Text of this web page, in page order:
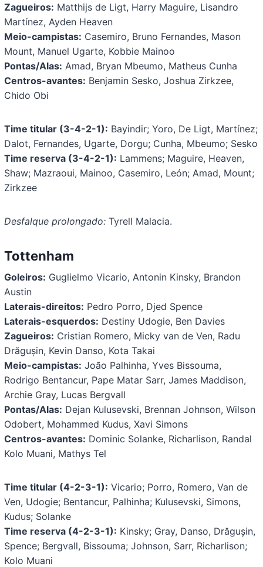
Zagueiros: Matthijs de Ligt, Harry Maguire, Lisandro
Martínez, Ayden Heaven
Meio-campistas: Casemiro, Bruno Fernandes, Mason
Mount, Manuel Ugarte, Kobbie Mainoo
Pontas/Alas: Amad, Bryan Mbeumo, Matheus Cunha
Centros-avantes: Benjamin Sesko, Joshua Zirkzee,
Chido Obi
Time titular (3-4-2-1): Bayindir; Yoro, De Ligt, Martínez;
Dalot, Fernandes, Ugarte, Dorgu; Cunha, Mbeumo; Sesko
Time reserva (3-4-2-1): Lammens; Maguire, Heaven,
Shaw; Mazraoui, Mainoo, Casemiro, León; Amad, Mount;
Zirkzee
Desfalque prolongado: Tyrell Malacia.
Tottenham
Goleiros: Guglielmo Vicario, Antonin Kinsky, Brandon
Austin
Laterais-direitos: Pedro Porro, Djed Spence
Laterais-esquerdos: Destiny Udogie, Ben Davies
Zagueiros: Cristian Romero, Micky van de Ven, Radu
Drăgușin, Kevin Danso, Kota Takai
Meio-campistas: João Palhinha, Yves Bissouma,
Rodrigo Bentancur, Pape Matar Sarr, James Maddison,
Archie Gray, Lucas Bergvall
Pontas/Alas: Dejan Kulusevski, Brennan Johnson, Wilson
Odobert, Mohammed Kudus, Xavi Simons
Centros-avantes: Dominic Solanke, Richarlison, Randal
Kolo Muani, Mathys Tel
Time titular (4-2-3-1): Vicario; Porro, Romero, Van de
Ven, Udogie; Bentancur, Palhinha; Kulusevski, Simons,
Kudus; Solanke
Time reserva (4-2-3-1): Kinsky; Gray, Danso, Drăgușin,
Spence; Bergvall, Bissouma; Johnson, Sarr, Richarlison;
Kolo Muani